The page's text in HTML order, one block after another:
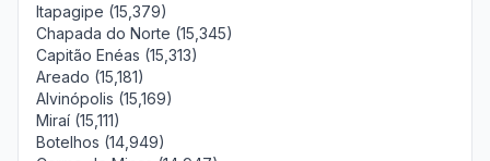
Itapagipe (15,379)
Chapada do Norte (15,345)
Capitão Enéas (15,313)
Areado (15,181)
Alvinópolis (15,169)
Miraí (15,111)
Botelhos (14,949)